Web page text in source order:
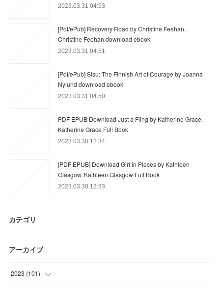
2023.03.31 04:53
[Pdf/ePub] Recovery Road by Christine Feehan,
Christine Feehan download ebook
2023.03.31 04:51
[Pdf/ePub] Sisu: The Finnish Art of Courage by Joanna
Nylund download ebook
2023.03.31 04:50
PDF EPUB Download Just a Fling by Katherine Grace,
Katherine Grace Full Book
2023.03.30 12:34
[PDF EPUB] Download Girl in Pieces by Kathleen
Glasgow, Kathleen Glasgow Full Book
2023.03.30 12:33
カテゴリ
アーカイブ
2023 (101)